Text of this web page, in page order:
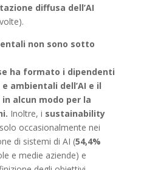
diffusa dell’AI
non sono sotto
ha formato i dipendenti
ambientali dell’AI e il
alcun modo per la
Inoltre, i sustainability
occasionalmente nei
di sistemi di AI (54,4%
e medie aziende) e